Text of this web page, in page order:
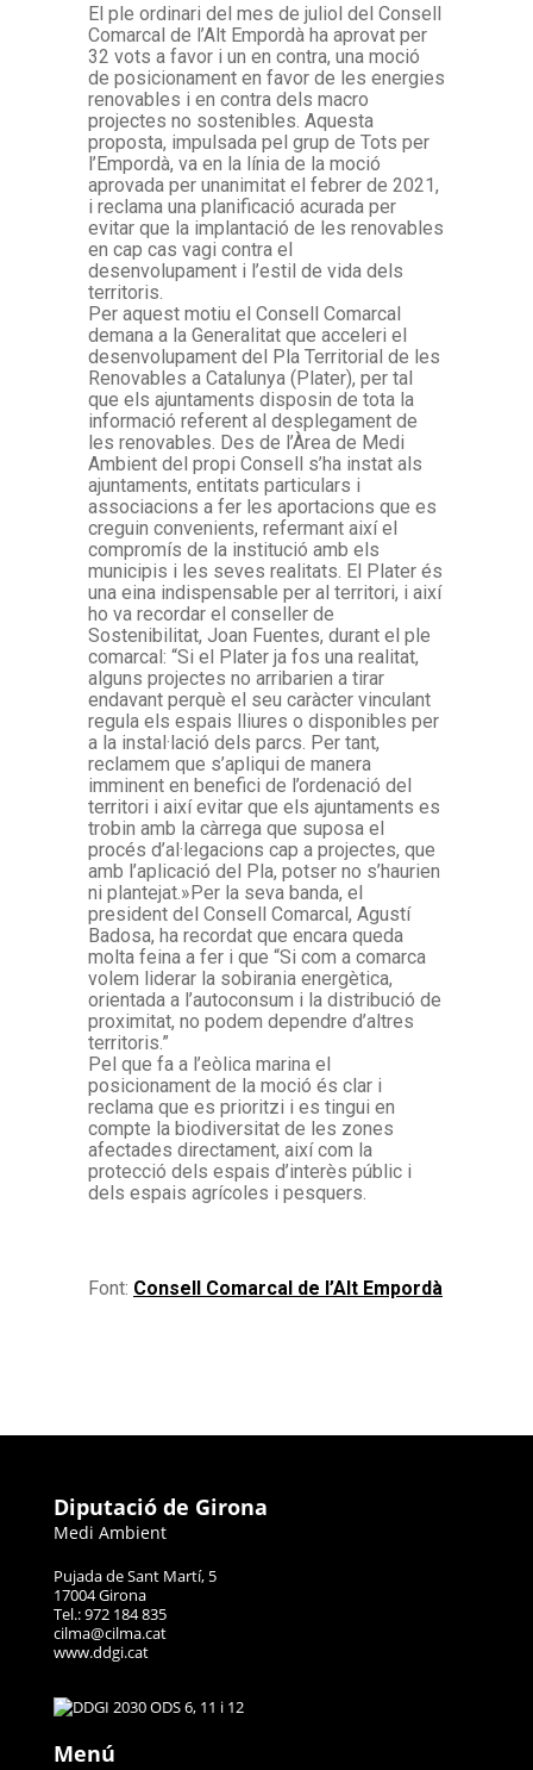
El ple ordinari del mes de juliol del Consell
Comarcal de l’Alt Empordà ha aprovat per
32 vots a favor i un en contra, una moció
de posicionament en favor de les energies
renovables i en contra dels macro
projectes no sostenibles. Aquesta
proposta, impulsada pel grup de Tots per
l’Empordà, va en la línia de la moció
aprovada per unanimitat el febrer de 2021,
i reclama una planificació acurada per
evitar que la implantació de les renovables
en cap cas vagi contra el
desenvolupament i l’estil de vida dels
territoris.
Per aquest motiu el Consell Comarcal
demana a la Generalitat que acceleri el
desenvolupament del Pla Territorial de les
Renovables a Catalunya (Plater), per tal
que els ajuntaments disposin de tota la
informació referent al desplegament de
les renovables. Des de l’Àrea de Medi
Ambient del propi Consell s’ha instat als
ajuntaments, entitats particulars i
associacions a fer les aportacions que es
creguin convenients, refermant així el
compromís de la institució amb els
municipis i les seves realitats. El Plater és
una eina indispensable per al territori, i així
ho va recordar el conseller de
Sostenibilitat, Joan Fuentes, durant el ple
comarcal: “Si el Plater ja fos una realitat,
alguns projectes no arribarien a tirar
endavant perquè el seu caràcter vinculant
regula els espais lliures o disponibles per
a la instal·lació dels parcs. Per tant,
reclamem que s’apliqui de manera
imminent en benefici de l’ordenació del
territori i així evitar que els ajuntaments es
trobin amb la càrrega que suposa el
procés d’al·legacions cap a projectes, que
amb l’aplicació del Pla, potser no s’haurien
ni plantejat.»Per la seva banda, el
president del Consell Comarcal, Agustí
Badosa, ha recordat que encara queda
molta feina a fer i que “Si com a comarca
volem liderar la sobirania energètica,
orientada a l’autoconsum i la distribució de
proximitat, no podem dependre d’altres
territoris.”
Pel que fa a l’eòlica marina el
posicionament de la moció és clar i
reclama que es prioritzi i es tingui en
compte la biodiversitat de les zones
afectades directament, així com la
protecció dels espais d’interès públic i
dels espais agrícoles i pesquers.
Font: Consell Comarcal de l’Alt Empordà
Diputació de Girona
Medi Ambient
Pujada de Sant Martí, 5
17004 Girona
Tel.: 972 184 835
cilma@cilma.cat
www.ddgi.cat
Menú